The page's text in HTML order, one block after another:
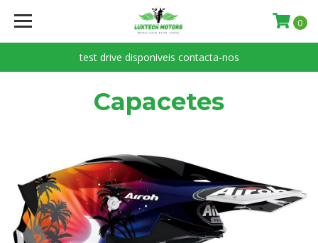
test drive disponiveis contacta-nos
0
Capacetes